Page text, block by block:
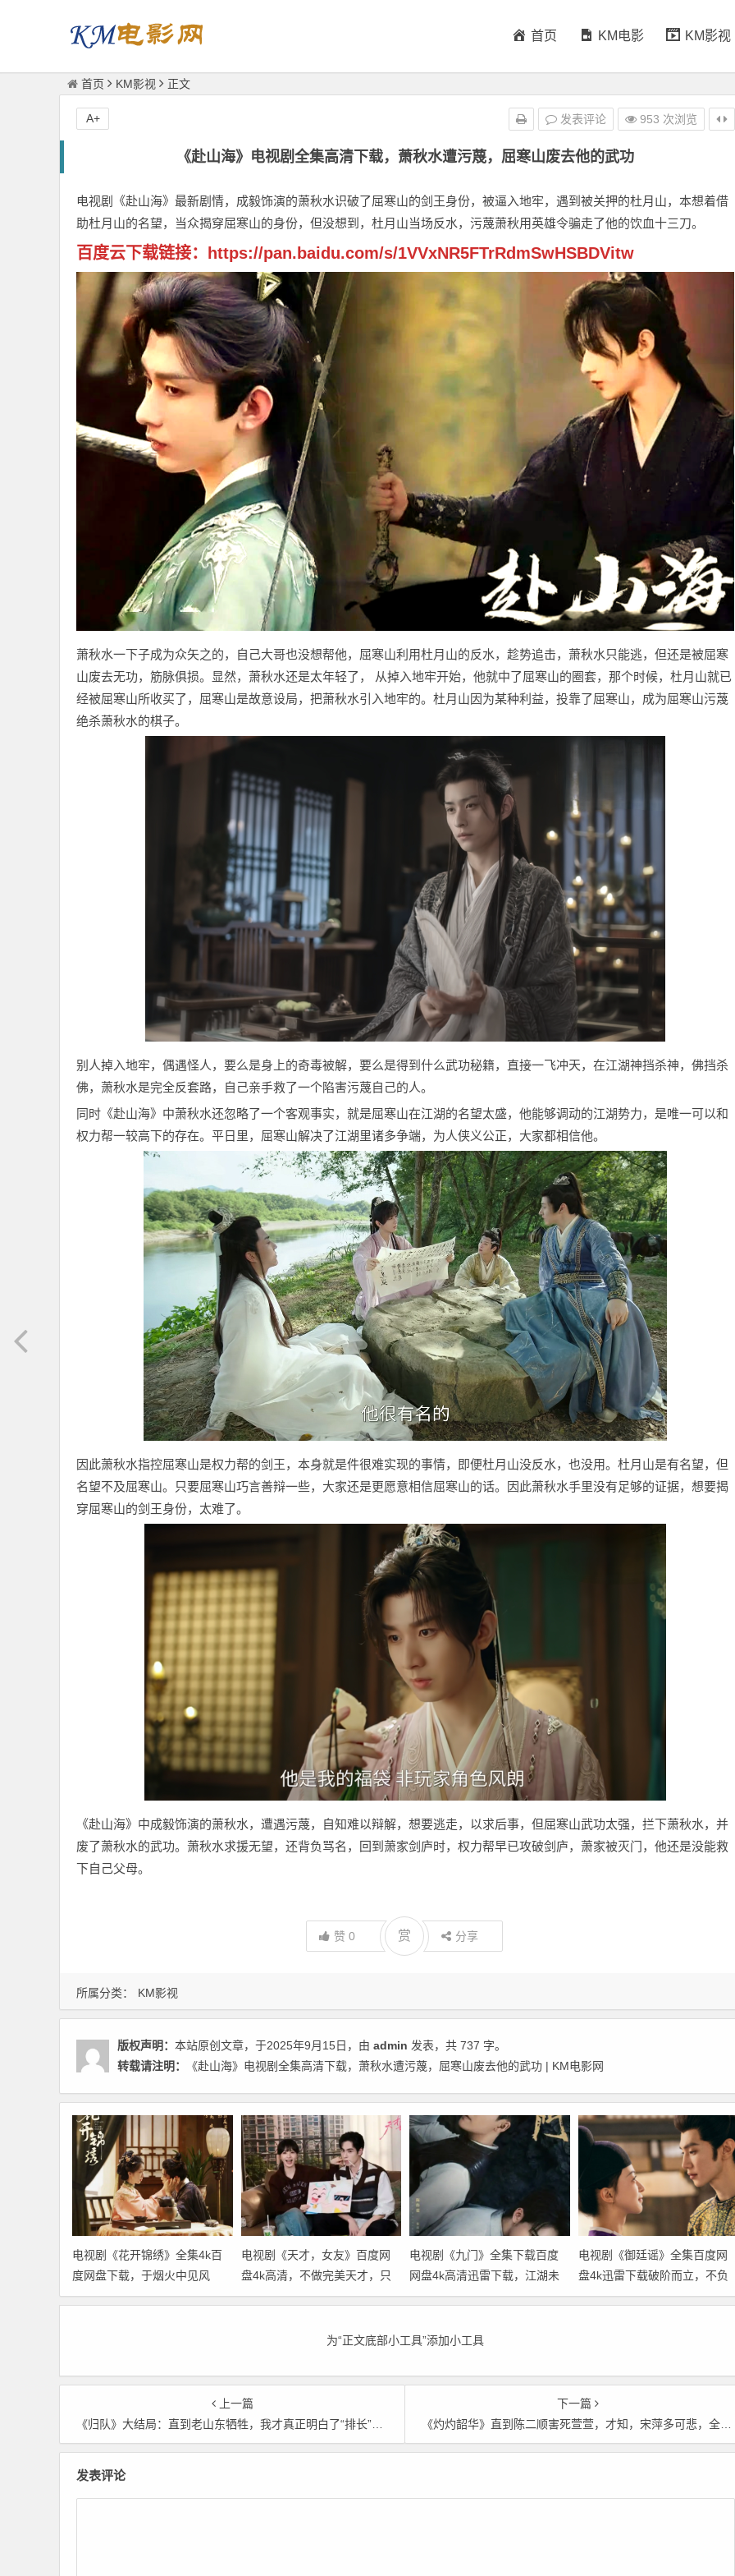
首页 KM电影 KM影视
首页 KM影视 正文
《赴山海》电视剧全集高清下载，萧秋水遭污蔑，屈寒山废去他的武功
电视剧《赴山海》最新剧情，成毅饰演的萧秋水识破了屈寒山的剑王身份，被逼入地牢，遇到被关押的杜月山，本想着借
助杜月山的名望，当众揭穿屈寒山的身份，但没想到，杜月山当场反水，污蔑萧秋用英雄令骗走了他的饮血十三刀。
百度云下载链接： https://pan.baidu.com/s/1VVxNR5FTrRdmSwHSBDVitw
萧秋水一下子成为众矢之的，自己大哥也没想帮他，屈寒山利用杜月山的反水，趁势追击，萧秋水只能逃，但还是被屈寒
山废去无功，筋脉俱损。显然，萧秋水还是太年轻了， 从掉入地牢开始，他就中了屈寒山的圈套，那个时候，杜月山就已
经被屈寒山所收买了，屈寒山是故意设局，把萧秋水引入地牢的。杜月山因为某种利益，投靠了屈寒山，成为屈寒山污蔑
绝杀萧秋水的棋子。
别人掉入地牢，偶遇怪人，要么是身上的奇毒被解，要么是得到什么武功秘籍，直接一飞冲天，在江湖神挡杀神，佛挡杀
佛，萧秋水是完全反套路，自己亲手救了一个陷害污蔑自己的人。
同时《赴山海》中萧秋水还忽略了一个客观事实，就是屈寒山在江湖的名望太盛，他能够调动的江湖势力，是唯一可以和
权力帮一较高下的存在。平日里，屈寒山解决了江湖里诸多争端，为人侠义公正，大家都相信他。
因此萧秋水指控屈寒山是权力帮的剑王，本身就是件很难实现的事情，即便杜月山没反水，也没用。杜月山是有名望，但
名望不及屈寒山。只要屈寒山巧言善辩一些，大家还是更愿意相信屈寒山的话。因此萧秋水手里没有足够的证据，想要揭
穿屈寒山的剑王身份，太难了。
《赴山海》中成毅饰演的萧秋水，遭遇污蔑，自知难以辩解，想要逃走，以求后事，但屈寒山武功太强，拦下萧秋水，并
废了萧秋水的武功。萧秋水求援无望，还背负骂名，回到萧家剑庐时，权力帮早已攻破剑庐，萧家被灭门，他还是没能救
下自己父母。
赞 0 赏 分享
发表评论 953 次浏览
A+
所属分类： KM影视
版权声明： 本站原创文章，于2025年9月15日，由 admin 发表，共 737 字。
转载请注明：
《赴山海》电视剧全集高清下载，萧秋水遭污蔑，屈寒山废去他的武功 | KM电影网
电视剧《花开锦绣》全集4k百
度网盘下载，于烟火中见风
骨，于泥泞逃亡中，开出属于
电视剧《天才，女友》百度网
盘4k高清，不做完美天才，只
做真实自己
电视剧《九门》全集下载百度
网盘4k高清迅雷下载，江湖未
老，风骨犹存，剧情处处都有
电视剧《御廷谣》全集百度网
盘4k迅雷下载破阶而立，不负
初心，女主孟廷辉打破世俗桎
为“正文底部小工具”添加小工具
上一篇
《归队》大结局：直到老山东牺牲，我才真正明白了“排长”这两个字的意义，全集百度云下载
下一篇
《灼灼韶华》直到陈二顺害死萱萱，才知，宋萍多可悲，全集网盘分享
发表评论